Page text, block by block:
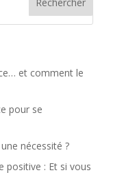
et comment le
pour se
nécessité ?
positive : Et si vous